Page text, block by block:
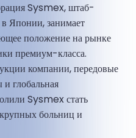
Sysmex, штаб-
в Японии, занимает
положение на рынке
премиум-класса.
компании, передовые
глобальная
Sysmex стать
больниц и